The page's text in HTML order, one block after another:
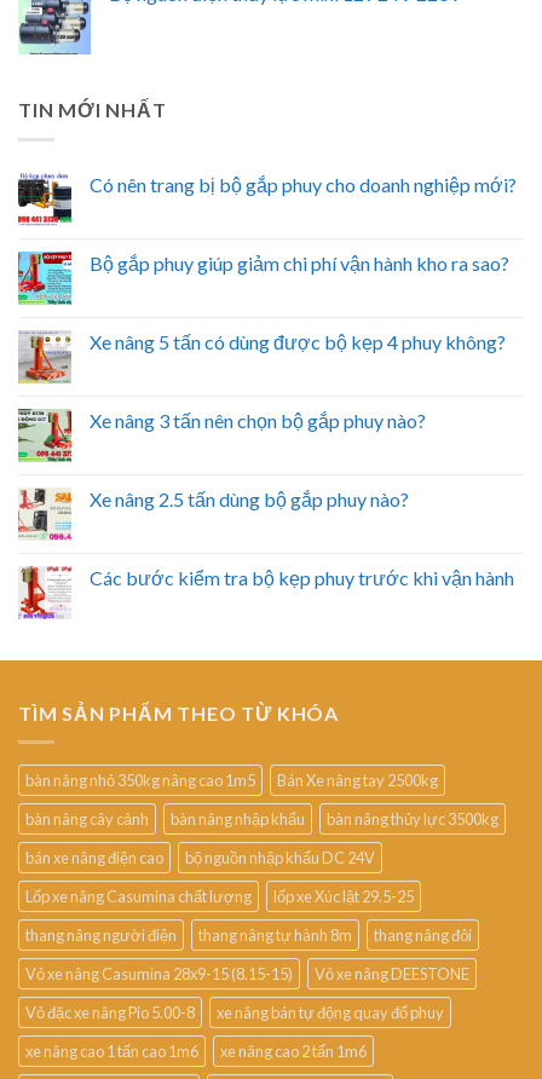
TIN MỚI NHẤT
Có nên trang bị bộ gắp phuy cho doanh nghiệp mới?
Bộ gắp phuy giúp giảm chi phí vận hành kho ra sao?
Xe nâng 5 tấn có dùng được bộ kẹp 4 phuy không?
Xe nâng 3 tấn nên chọn bộ gắp phuy nào?
Xe nâng 2.5 tấn dùng bộ gắp phuy nào?
Các bước kiểm tra bộ kẹp phuy trước khi vận hành
TÌM SẢN PHẨM THEO TỪ KHÓA
bàn nâng nhỏ 350kg nâng cao 1m5
Bán Xe nâng tay 2500kg
bàn nâng cây cảnh
bàn nâng nhập khẩu
bàn nâng thủy lực 3500kg
bán xe nâng điện cao
bộ nguồn nhập khẩu DC 24V
Lốp xe nâng Casumina chất lượng
lốp xe Xúc lật 29.5-25
thang nâng người điện
thang nâng tự hành 8m
thang nâng đôi
Vỏ xe nâng Casumina 28x9-15 (8.15-15)
Vỏ xe nâng DEESTONE
Vỏ đặc xe nâng Pio 5.00-8
xe nâng bán tự động quay đổ phuy
xe nâng cao 1 tấn cao 1m6
xe nâng cao 2 tấn 1m6